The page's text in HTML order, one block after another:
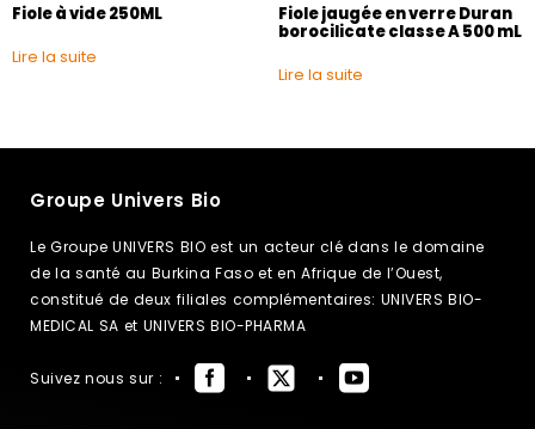
Fiole à vide 250ML
Lire la suite
Fiole jaugée en verre Duran
borocilicate classe A 500 mL
Lire la suite
Groupe Univers Bio
Le Groupe UNIVERS BIO est un acteur clé dans le domaine
de la santé au Burkina Faso et en Afrique de l’Ouest,
constitué de deux filiales complémentaires: UNIVERS BIO-
MEDICAL SA et UNIVERS BIO-PHARMA
Suivez nous sur :